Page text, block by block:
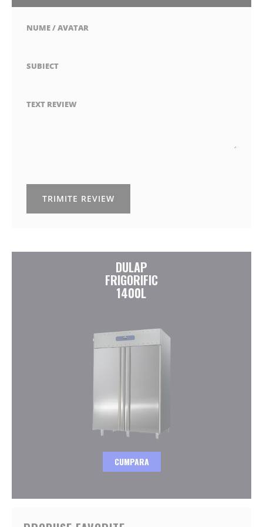
NUME / AVATAR
SUBIECT
TEXT REVIEW
TRIMITE REVIEW
DULAP
FRIGORIFIC
1400L
CUMPARA